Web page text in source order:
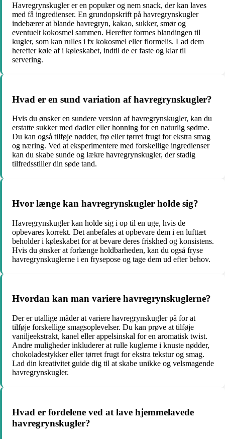
Havregrynskugler er en populær og nem snack, der kan laves
med få ingredienser. En grundopskrift på havregrynskugler
indebærer at blande havregryn, kakao, sukker, smør og
eventuelt kokosmel sammen. Herefter formes blandingen til
kugler, som kan rulles i fx kokosmel eller flormelis. Lad dem
herefter køle af i køleskabet, indtil de er faste og klar til
servering.
Hvad er en sund variation af havregrynskugler?
Hvis du ønsker en sundere version af havregrynskugler, kan du
erstatte sukker med dadler eller honning for en naturlig sødme.
Du kan også tilføje nødder, frø eller tørret frugt for ekstra smag
og næring. Ved at eksperimentere med forskellige ingredienser
kan du skabe sunde og lækre havregrynskugler, der stadig
tilfredsstiller din søde tand.
Hvor længe kan havregrynskugler holde sig?
Havregrynskugler kan holde sig i op til en uge, hvis de
opbevares korrekt. Det anbefales at opbevare dem i en lufttæt
beholder i køleskabet for at bevare deres friskhed og konsistens.
Hvis du ønsker at forlænge holdbarheden, kan du også fryse
havregrynskuglerne i en frysepose og tage dem ud efter behov.
Hvordan kan man variere havregrynskuglerne?
Der er utallige måder at variere havregrynskugler på for at
tilføje forskellige smagsoplevelser. Du kan prøve at tilføje
vaniljeekstrakt, kanel eller appelsinskal for en aromatisk twist.
Andre muligheder inkluderer at rulle kuglerne i knuste nødder,
chokoladestykker eller tørret frugt for ekstra tekstur og smag.
Lad din kreativitet guide dig til at skabe unikke og velsmagende
havregrynskugler.
Hvad er fordelene ved at lave hjemmelavede
havregrynskugler?